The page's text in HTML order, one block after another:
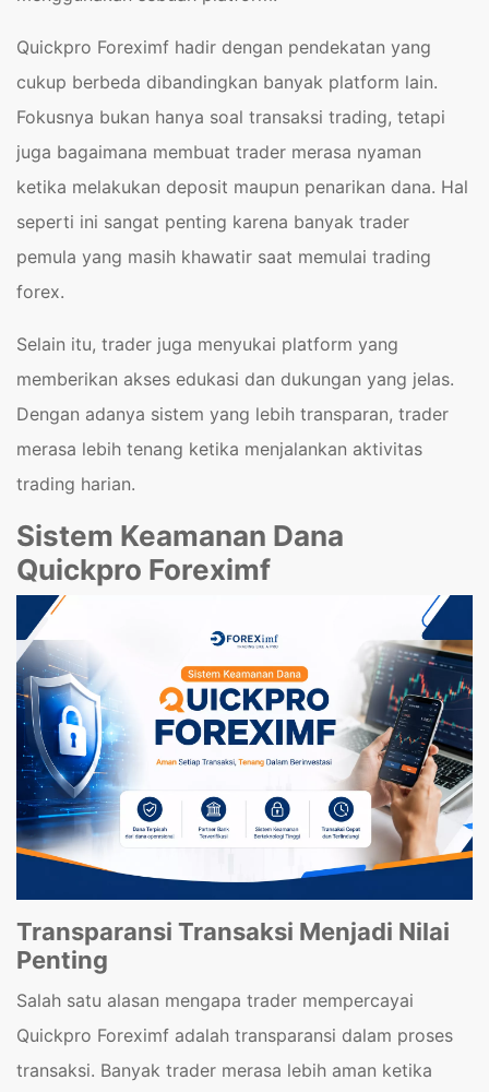
Quickpro Foreximf hadir dengan pendekatan yang
cukup berbeda dibandingkan banyak platform lain.
Fokusnya bukan hanya soal transaksi trading, tetapi
juga bagaimana membuat trader merasa nyaman
ketika melakukan deposit maupun penarikan dana. Hal
seperti ini sangat penting karena banyak trader
pemula yang masih khawatir saat memulai trading
forex.
Selain itu, trader juga menyukai platform yang
memberikan akses edukasi dan dukungan yang jelas.
Dengan adanya sistem yang lebih transparan, trader
merasa lebih tenang ketika menjalankan aktivitas
trading harian.
Sistem Keamanan Dana
Quickpro Foreximf
Transparansi Transaksi Menjadi Nilai
Penting
Salah satu alasan mengapa trader mempercayai
Quickpro Foreximf adalah transparansi dalam proses
transaksi. Banyak trader merasa lebih aman ketika